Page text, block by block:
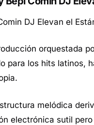
DJ Elevan el
orquestada
para los hits latinos,
melódica
electrónica sutil